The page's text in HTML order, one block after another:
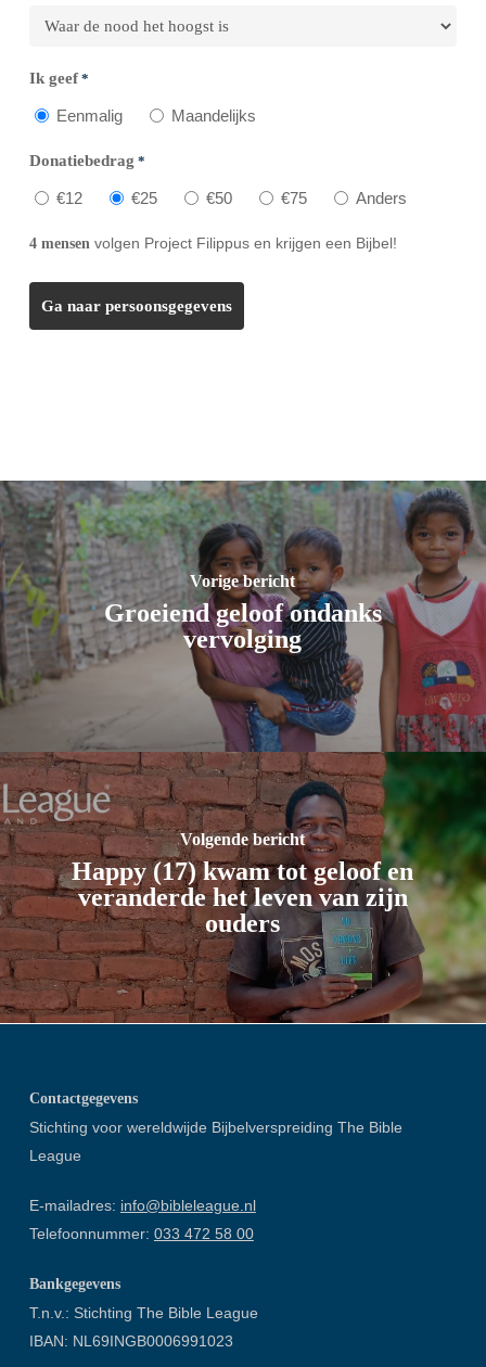
Ik geef *
Eenmalig Maandelijks
Donatiebedrag *
€12 €25 €50 €75 Anders
4 mensenvolgen Project Filippus en krijgen een Bijbel!
Vorige bericht
Groeiend geloof ondanks
vervolging
Volgende bericht
Happy (17) kwam tot geloof en
veranderde het leven van zijn
ouders
Contactgegevens
Stichting voor wereldwijde Bijbelverspreiding The Bible
League
E-mailadres: info@bibleleague.nl
Telefoonnummer: 033 472 58 00
Bankgegevens
T.n.v.: Stichting The Bible League
IBAN: NL69INGB0006991023